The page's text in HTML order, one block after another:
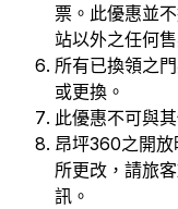
票。此優惠並
站以外之任何
所有已換領之
或更換。
此優惠不可與
昂坪360之開
所更改，請旅
訊。